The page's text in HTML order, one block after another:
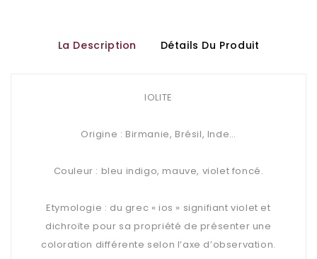
La Description Détails Du Produit
IOLITE
Origine : Birmanie, Brésil, Inde…
Couleur : bleu indigo, mauve, violet foncé.
Etymologie : du grec « ios » signifiant violet et
dichroïte pour sa propriété de présenter une
coloration différente selon l’axe d’observation.